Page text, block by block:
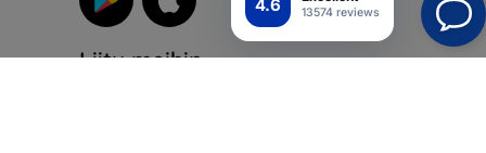
4.6 13574 reviews
Liity meihin